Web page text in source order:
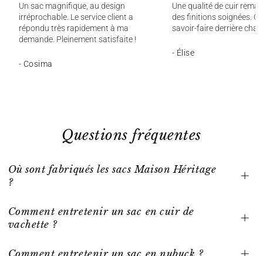
Un sac magnifique, au design
irréprochable. Le service client a
répondu très rapidement à ma
demande. Pleinement satisfaite !
- Cosima
Une qualité de cuir
des finitions soignées.
savoir-faire derrière
- Élise
Questions fréquentes
Où sont fabriqués les sacs Maison Héritage
?
Comment entretenir un sac en cuir de
vachette ?